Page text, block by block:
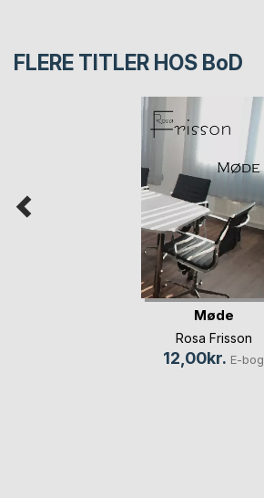
FLERE TITLER HOS BoD
Møde
Rosa Frisson
12,00kr. E-bog